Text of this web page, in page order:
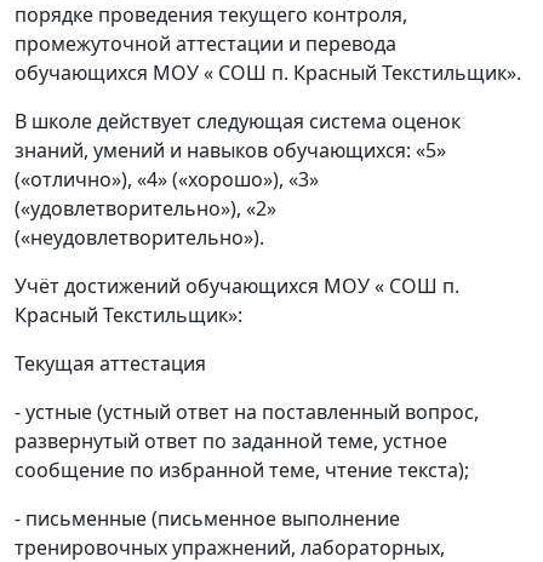
порядке проведения текущего контроля,
промежуточной аттестации и перевода
обучающихся МОУ « СОШ п. Красный Текстильщик».
В школе действует следующая система оценок
знаний, умений и навыков обучающихся: «5»
(«отлично»), «4» («хорошо»), «3»
(«удовлетворительно»), «2»
(«неудовлетворительно»).
Учёт достижений обучающихся МОУ « СОШ п.
Красный Текстильщик»:
Текущая аттестация
- устные (устный ответ на поставленный вопрос,
развернутый ответ по заданной теме, устное
сообщение по избранной теме, чтение текста);
- письменные (письменное выполнение
тренировочных упражнений, лабораторных,